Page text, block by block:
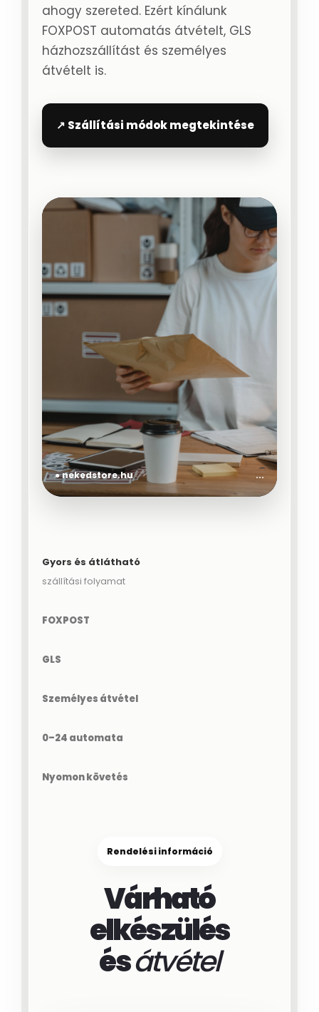
ahogy szereted. Ezért kínálunk
FOXPOST automatás átvételt, GLS
házhozszállítást és személyes
átvételt is.
↗ Szállítási módok megtekintése
● nekedstore.hu ...
Gyors és átlátható
szállítási folyamat
FOXPOST
GLS
Személyes átvétel
0–24 automata
Nyomon követés
Rendelési információ
Várható
elkészülés
ésátvétel